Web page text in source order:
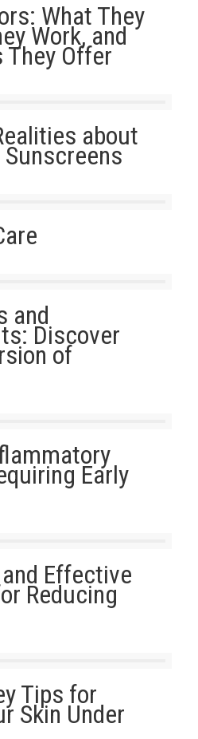
What They
Work, and
Offer
about
and
Discover
of
Early
Effective
Reducing
Tips for
Skin Under